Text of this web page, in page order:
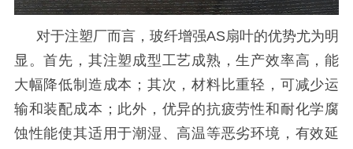
对于注塑厂而言，玻纤增强AS扇叶的优势尤为明
显。首先，其注塑成型工艺成熟，生产效率高，能
大幅降低制造成本；其次，材料比重轻，可减少运
输和装配成本；此外，优异的抗疲劳性和耐化学腐
蚀性能使其适用于潮湿、高温等恶劣环境，有效延